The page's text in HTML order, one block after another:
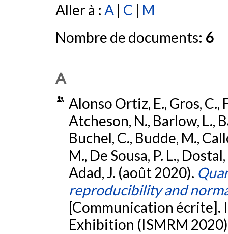
Aller à : A | C | M
Nombre de documents: 6
A
Alonso Ortiz, E., Gros, C.,
Atcheson, N., Barlow, L.,
Buchel, C., Budde, M.,
M., De Sousa, P. L.,
Adad, J. (août 2020).
reproducibility and
[Communication écrite].
Exhibition (ISMRM